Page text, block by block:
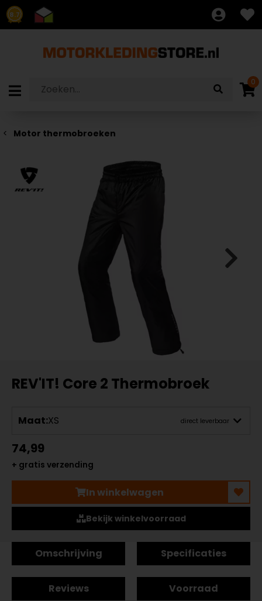
8.7
0
Motor thermobroeken
REV'IT! Core 2 Thermobroek
Maat:XS direct leverbaar
74,99
+ gratis verzending
In winkelwagen
Bekijk winkelvoorraad
Omschrijving Specificaties
Reviews Voorraad